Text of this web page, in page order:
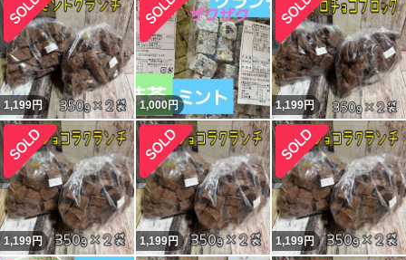
1,199円 1,000円 1,199円
1,199円 1,199円 1,199円